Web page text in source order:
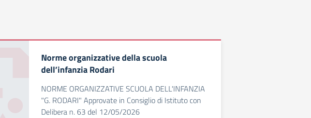
Norme organizzative della scuola
dell’infanzia Rodari
NORME ORGANIZZATIVE SCUOLA DELL'INFANZIA
"G. RODARI" Approvate in Consiglio di Istituto con
Delibera n. 63 del 12/05/2026